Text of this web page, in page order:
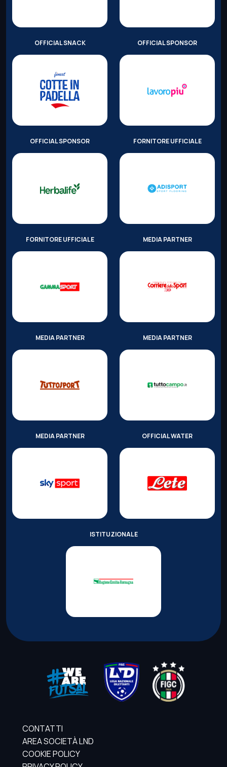
OFFICIAL SNACK OFFICIAL SPONSOR
OFFICIAL SPONSOR FORNITORE UFFICIALE
FORNITORE UFFICIALE MEDIA PARTNER
MEDIA PARTNER MEDIA PARTNER
MEDIA PARTNER OFFICIAL WATER
ISTITUZIONALE
CONTATTI
AREA SOCIETÀ LND
COOKIE POLICY